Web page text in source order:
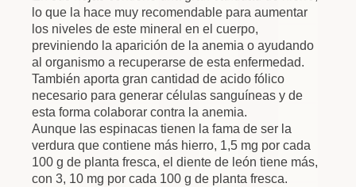
lo que la hace muy recomendable para aumentar
los niveles de este mineral en el cuerpo,
previniendo la aparición de la anemia o ayudando
al organismo a recuperarse de esta enfermedad.
También aporta gran cantidad de acido fólico
necesario para generar células sanguíneas y de
esta forma colaborar contra la anemia.
Aunque las espinacas tienen la fama de ser la
verdura que contiene más hierro, 1,5 mg por cada
100 g de planta fresca, el diente de león tiene más,
con 3, 10 mg por cada 100 g de planta fresca.